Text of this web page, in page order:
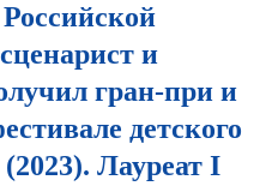
и
гран-при и
детского
Лауреат I